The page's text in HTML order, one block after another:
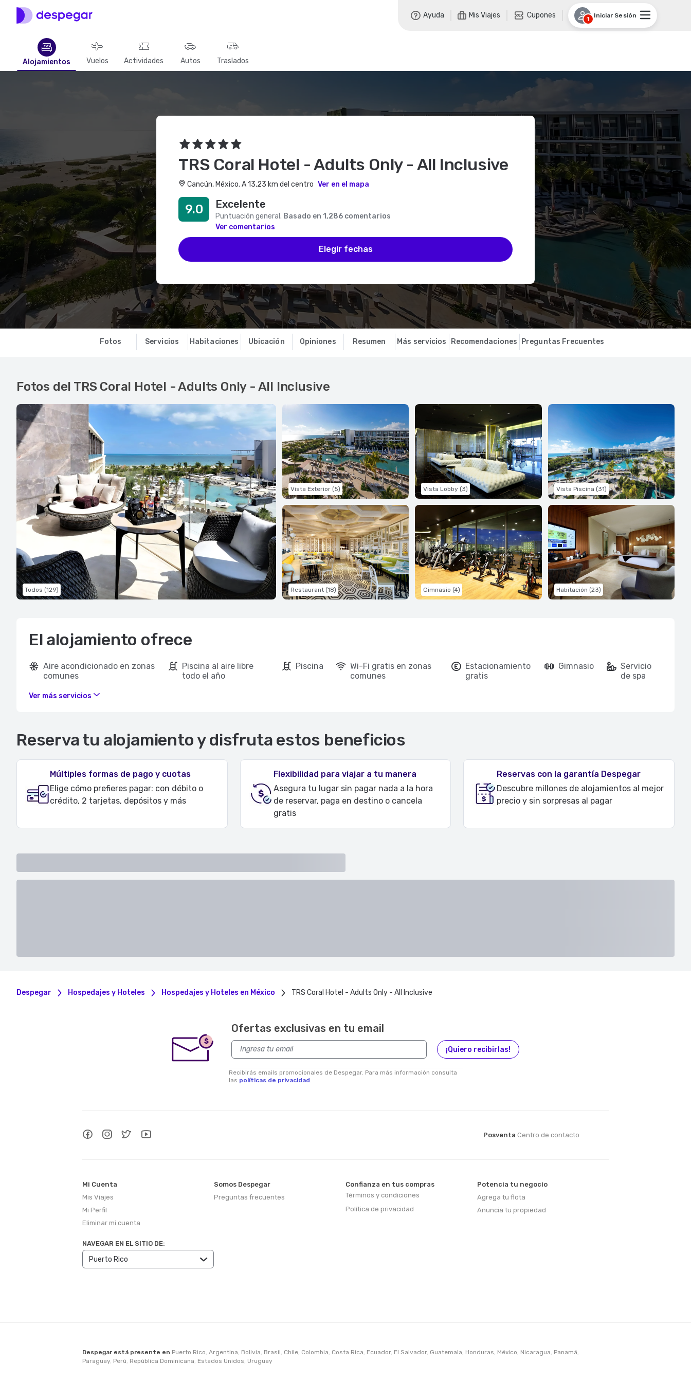
Ayuda Mis Viajes Cupones 1 Iniciar Sesión
Alojamientos Vuelos Actividades Autos Traslados
TRS Coral Hotel - Adults Only - All Inclusive
Cancún, México. A 13,23 km del centro Ver en el mapa
9.0 Excelente
Puntuación general. Basado en 1,286 comentarios
Ver comentarios
Elegir fechas
Fotos Servicios Habitaciones Ubicación Opiniones Resumen Más servicios Recomendaciones Preguntas Frecuentes
Fotos del TRS Coral Hotel - Adults Only - All Inclusive
Todos (129)
Vista Exterior (5) Vista Lobby (3) Vista Piscina (31)
Restaurant (18) Gimnasio (4) Habitación (23)
El alojamiento ofrece
Aire acondicionado en zonas
comunes
Piscina al aire libre
todo el año
Piscina
Wi-Fi gratis en zonas
comunes
Estacionamiento
gratis
Gimnasio
Servicio
de spa
Ver más servicios
Reserva tu alojamiento y disfruta estos beneficios
Múltiples formas de pago y cuotas
Elige cómo prefieres pagar: con débito o
crédito, 2 tarjetas, depósitos y más
Flexibilidad para viajar a tu manera
Asegura tu lugar sin pagar nada a la hora
de reservar, paga en destino o cancela
gratis
Reservas con la garantía Despegar
Descubre millones de alojamientos al mejor
precio y sin sorpresas al pagar
Despegar Hospedajes y Hoteles Hospedajes y Hoteles en México TRS Coral Hotel - Adults Only - All Inclusive
$
Ofertas exclusivas en tu email
¡Quiero recibirlas!
Recibirás emails promocionales de Despegar. Para más información consulta
las políticas de privacidad.
Posventa Centro de contacto
Mi Cuenta
Mis Viajes
Mi Perfil
Eliminar mi cuenta
Somos Despegar
Preguntas frecuentes
Confianza en tus compras
Términos y condiciones
Política de privacidad
Potencia tu negocio
Agrega tu flota
Anuncia tu propiedad
NAVEGAR EN EL SITIO DE:
Despegar está presente en Puerto Rico, Argentina, Bolivia, Brasil, Chile, Colombia, Costa Rica, Ecuador, El Salvador, Guatemala, Honduras, México, Nicaragua, Panamá,
Paraguay, Perú, República Dominicana, Estados Unidos, Uruguay